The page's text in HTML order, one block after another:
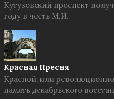
Кутузовский проспект
году в честь М.И.
Красная Пресня
Красной, или
память декабрьского